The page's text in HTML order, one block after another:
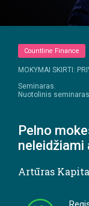
Countline Finance
MOKYMAI SKIRTI:
Seminaras.
Nuotolinis seminaras.
Pelno
Artūras